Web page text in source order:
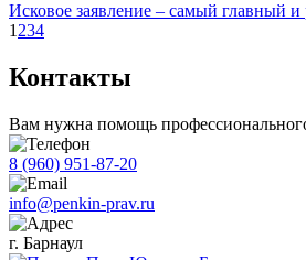
Исковое заявление – самый главный
1 234
Контакты
Вам нужна помощь
8 (960) 951-87-20
info@penkin-prav.ru
г. Барнаул